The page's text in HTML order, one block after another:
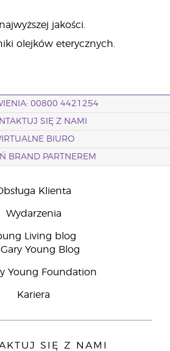
jakości.
olejków eterycznych.
00800 4421254
SIĘ Z NAMI
BIURO
BRAND PARTNEREM
Klienta
Wydarzenia
Living blog
Gary Young Blog
Young Foundation
Kariera
SIĘ Z NAMI